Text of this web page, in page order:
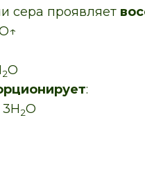
сера проявляет
2O
:
3H2O